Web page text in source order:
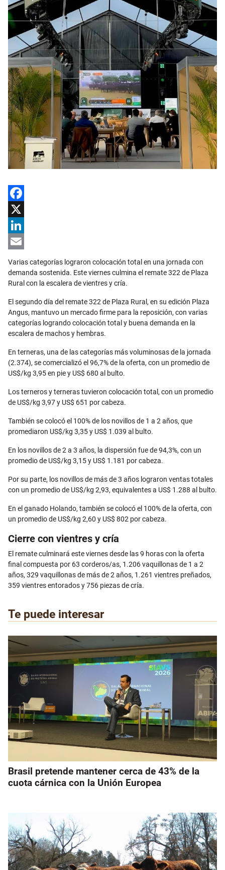
Facebook
X
LinkedIn
Email
Varias categorías lograron colocación total en una jornada con
demanda sostenida. Este viernes culmina el remate 322 de Plaza
Rural con la escalera de vientres y cría.
El segundo día del remate 322 de Plaza Rural, en su edición Plaza
Angus, mantuvo un mercado firme para la reposición, con varias
categorías logrando colocación total y buena demanda en la
escalera de machos y hembras.
En terneras, una de las categorías más voluminosas de la jornada
(2.374), se comercializó el 96,7% de la oferta, con un promedio de
US$/kg 3,95 en pie y US$ 680 al bulto.
Los terneros y terneras tuvieron colocación total, con un promedio
de US$/kg 3,97 y US$ 651 por cabeza.
También se colocó el 100% de los novillos de 1 a 2 años, que
promediaron US$/kg 3,35 y US$ 1.039 al bulto.
En los novillos de 2 a 3 años, la dispersión fue de 94,3%, con un
promedio de US$/kg 3,15 y US$ 1.181 por cabeza.
Por su parte, los novillos de más de 3 años lograron ventas totales
con un promedio de US$/kg 2,93, equivalentes a US$ 1.288 al bulto.
En el ganado Holando, también se colocó el 100% de la oferta, con
un promedio de US$/kg 2,60 y US$ 802 por cabeza.
Cierre con vientres y cría
El remate culminará este viernes desde las 9 horas con la oferta
final compuesta por 63 corderos/as, 1.206 vaquillonas de 1 a 2
años, 329 vaquillonas de más de 2 años, 1.261 vientres preñados,
359 vientres entorados y 756 piezas de cría.
Te puede interesar
Brasil pretende mantener cerca de 43% de la
cuota cárnica con la Unión Europea